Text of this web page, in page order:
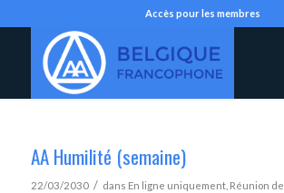
Accès pour les membres
AA Humilité (semaine)
22/03/2030 / dans En ligne uniquement, Réunion de